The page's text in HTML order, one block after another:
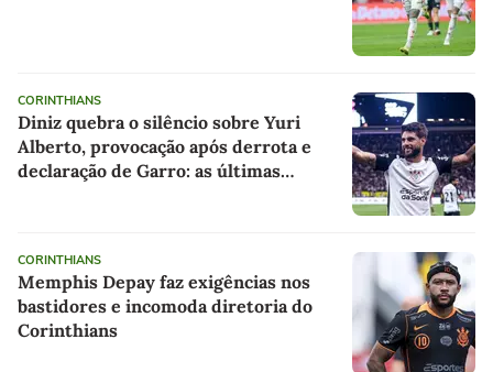
CORINTHIANS
Diniz quebra o silêncio sobre Yuri
Alberto, provocação após derrota e
declaração de Garro: as últimas
CORINTHIANS
Memphis Depay faz exigências nos
bastidores e incomoda diretoria do
Corinthians